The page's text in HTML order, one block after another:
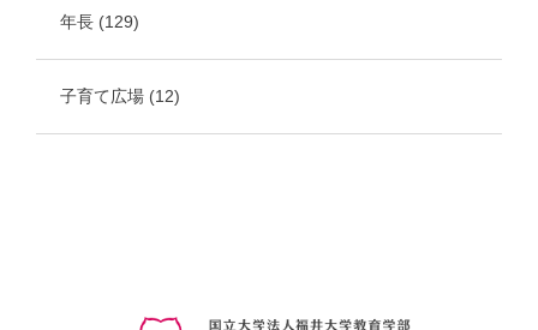
年長 (129)
子育て広場 (12)